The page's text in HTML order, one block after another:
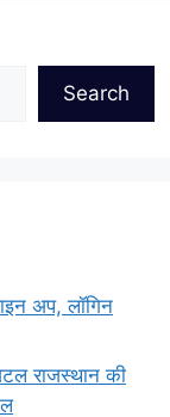
Search
अप, लॉगिन
राजस्थान की